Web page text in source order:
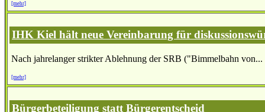
[mehr]
IHK Kiel hält neue Vereinbarung für
Nach jahrelanger strikter Ablehnung der SRB ("Bimmelbahn von...
[mehr]
Bürgerbeteiligung statt Bürgerentscheid